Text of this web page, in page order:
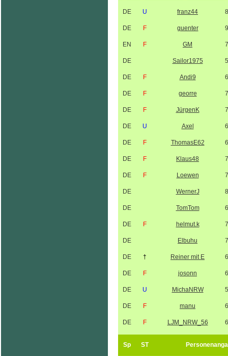
DE U franz44
DE F guenter
EN F GM
DE Sailor1975
DE F Andi9
DE F georre
DE F JürgenK
DE U Axel
DE F ThomasE62
DE F Klaus48
DE F Loewen
DE WernerJ
DE TomTom
DE F helmut.k
DE Elbuhu
DE † Reiner mit E
DE F josonn
DE U MichaNRW
DE F manu
DE F LJM_NRW_56
Sp ST